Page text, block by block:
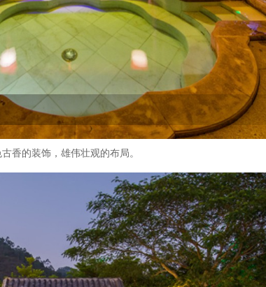
香的装饰，雄伟壮观的布局。